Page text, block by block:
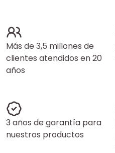
Más de 3,5 millones de
clientes atendidos en 20
años
3 años de garantía para
nuestros productos